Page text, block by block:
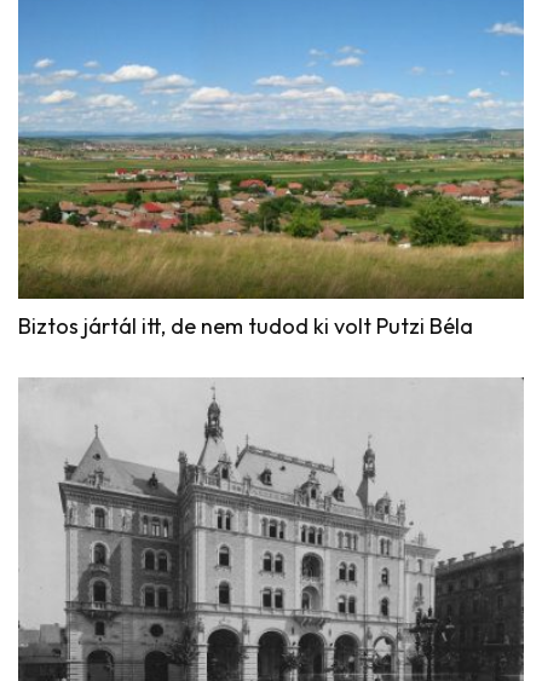
Biztos jártál itt, de nem tudod ki volt Putzi Béla